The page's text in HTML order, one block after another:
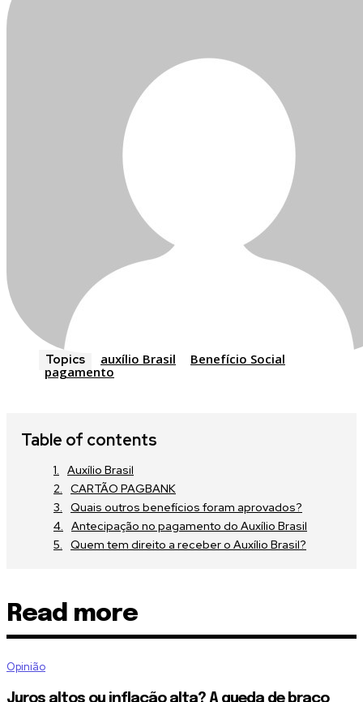
Topics auxílio Brasil
Benefício Social
pagamento
Table of contents
Auxílio Brasil
CARTÃO PAGBANK
Quais outros benefícios foram aprovados?
Antecipação no pagamento do Auxílio Brasil
Quem tem direito a receber o Auxílio Brasil?
Read more
Opinião
Juros altos ou inflação alta? A queda de braço